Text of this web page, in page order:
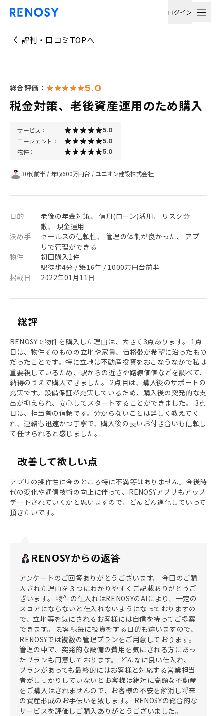
ログイン
評判・口コミTOPへ
総合評価： 5.0
税金対策、老後資産運用のため購入
サービス： 5.0
エージェント： 5.0
物件： 5.0
30代前半 / 年収600万円台 / ユニオン建設株式会社
目的
老後の年金対策、 信用(ローン)活用、 リスク分
散、 現金運用
決め手
セールスの信頼性、 管理の体制が良かった、 アプ
リで管理ができる
物件
初回購入1件
駅徒歩4分 / 築16年 / 1000万円台前半
掲載日
2022年01月11日
総評
RENOSYで物件を購入した理由は、大きく3点あります。 1点
目は、物件そのものの立地や家賃、価格帯が希望に沿ったもの
だったことです。特に立地は不動産投資をおこなうなかで私は
重要視しているため、駅からの近さや路線価値などを調べて、
納得のうえで購入できました。 2点目は、購入後のサポートの
充実です。設備保証が充実しているため、購入後の突発的な支
出が抑えられ、安心してスタートすることができました。 3点
目は、担当者の信頼です。分からないことは詳しく教えてく
れ、連絡も迅速かつ丁寧で、購入後の長いお付き合いも信頼し
て任せられると感じました。
改善して欲しい点
アプリの操作性に今のところ特に不満等はありません。今後時
代の変化や通信技術の向上に伴って、RENOSYアプリもアップ
デートされていくかと思いますので、どんどん進化していって
頂きたいです。
RENOSYからの返答
アンケートのご回答ありがとうございます。 今回のご購
入された理由を３つにわかりやすくご記載ありがとうご
ざいます。 物件の仕入れはRENOSYのAIにより、一定の
スコアにならないと仕入れないようになっておりますの
で、立地等を気にされるお客様には自信を持ってご提案
できます。 お客様毎に投資をする目的も違いますので、
RENOSYでは複数の管理プランをご用意しております。
管理の中で、突発的な設備の費用を気にされる方にあっ
たプランも用意しております。 どんなに良い仕入れ、
プランがあっても最終的にはお客様と対応する営業担当
者がしっかりしていないとお客様は絶対に高額な不動産
をご購入はされませんので、お客様の不安を解消し将来
の資産形成のお手伝いを致します。 RENOSYの総合的な
サービスを評価しご購入ありがとうございました。